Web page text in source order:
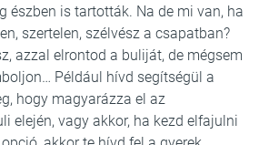
észben is tartották. Na de mi van, ha
szertelen, szélvész a csapatban?
azzal elrontod a buliját, de mégsem
Például hívd segítségül a
hogy magyarázza el az
elején, vagy akkor, ha kezd elfajulni